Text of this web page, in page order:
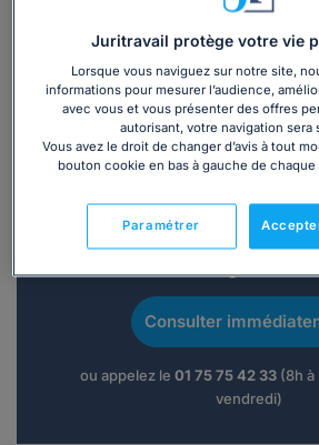
Recevoir des devis
3 devis en 48h
Vous souhaitez une
téléphone ?
Consulter
ou appelez le 01 75 75 42 33(8h à
vendredi)
Juritravail protège votre vie
Lorsque vous naviguez sur notre site,
informations pour mesurer l’audience,
avec vous et vous présenter des offres
autorisant, votre navigation sera
Vous avez le droit de changer d’avis à tout
bouton cookie en bas à gauche de
Paramétrer